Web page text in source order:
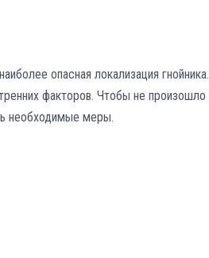
опасная локализация гнойника.
факторов. Чтобы не произошло
необходимые меры.